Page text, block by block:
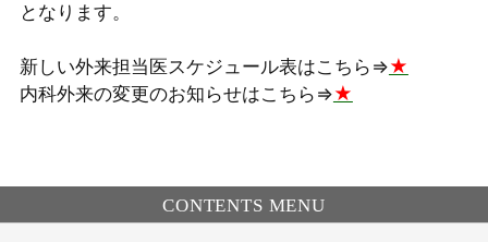
となります。
新しい外来担当医スケジュール表はこちら⇒★
内科外来の変更のお知らせはこちら⇒★
CONTENTS MENU